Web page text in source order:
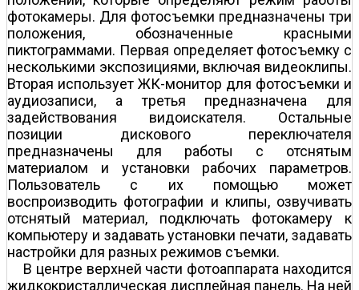
фотокамеры. Для фотосъемки предназначены три
положения, обозначенные красными
пиктограммами. Первая определяет фотосъемку с
несколькими экспозициями, включая видеоклипы.
Вторая использует ЖК-монитор для фотосъемки и
аудиозаписи, а третья предназначена для
задействования видоискателя. Остальные
позиции дискового переключателя
предназначены для работы с отснятым
материалом и установки рабочих параметров.
Пользователь с их помощью может
воспроизводить фотографии и клипы, озвучивать
отснятый материал, подключать фотокамеру к
компьютеру и задавать установки печати, задавать
настройки для разных режимов съемки.
В центре верхней части фотоаппарата находится
жидкокристаллическая дисплейная панель. На ней